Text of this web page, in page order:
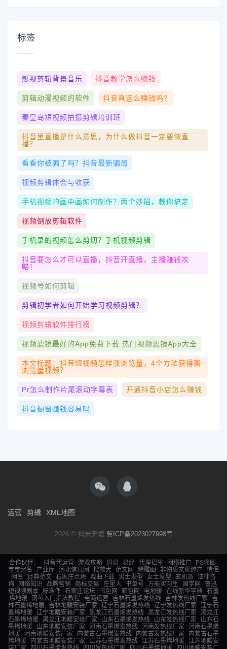
标签
影视剪辑背景音乐 抖音教学怎么赚钱
剪辑动漫视频的软件 抖音真这么赚钱吗?
秦皇岛短视频拍摄剪辑培训班
抖音里直播是什么意思，为什么做抖音一定要做直
播？
看看你被骗了吗？抖音最新骗局
视频剪辑体会与收获
手机视频的画中画如何制作？两个妙招，教你搞定
视频倒放剪辑软件
手机录的视频怎么剪切？手机视频剪辑
抖音要怎么才可以直播，抖音开直播，主播赚钱攻
略！
视频号如何剪辑
剪辑初学者如何开始学习视频剪辑？
视频剪辑软件排行榜
视频滤镜最好的app免费下载 热门视频滤镜app大全
本文标题：抖音短视频怎样涨浏览量，4个方法获得高
浏览量视频？
Pr怎么制作片尾滚动字幕表 开通抖音小店怎么赚钱
抖音橱窗赚钱容易吗
运营 剪辑 XML地图
2026 © 抖米无垠 冀ICP备2023027998号
合作伙伴： 抖音代运营 游戏攻略 周易 易经 代理招生 网络推广
PS修图
宝宝起名
产业库 河北信息网 搜救犬 范文网 精雕图 非物质文化遗产
情侣
网名
经典范文 石家庄点痣 戏曲下载 男士发型 女士发型 玄机派
法律咨
询
网络知识 品牌营销 商标交易 庄里人 书单号 万能实习生 国学网
鲁迅
短视频剧本 标准件 石家庄论坛 书包网 箱包网 电地暖 在线新华字典 石墨
烯地暖 钢琴入门指法教程 电商运营 吉林石墨烯发热线 吉林发热线厂家
吉
林石墨烯地暖
吉林地暖安装厂家 辽宁石墨烯发热线 辽宁发热线厂家
辽宁石
墨烯地暖 辽宁地暖安装厂家 黑龙江石墨烯发热线 黑龙江发热线厂家
黑龙江
石墨烯地暖 黑龙江地暖安装厂家 山东石墨烯发热线 山东发热线厂家
山东石
墨烯地暖
山东地暖安装厂家 河南石墨烯发热线 河南发热线厂家
河南石墨烯
地暖 河南地暖安装厂家 内蒙古石墨烯发热线 内蒙古发热线厂家
内蒙古石墨
烯地暖
内蒙古地暖安装厂家 江苏石墨烯发热线 江苏石墨烯地暖
江苏地暖安